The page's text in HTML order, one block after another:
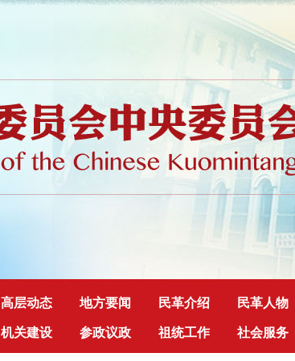
高层动态 地方要闻 民革介绍 民革人物
机关建设 参政议政 祖统工作 社会服务